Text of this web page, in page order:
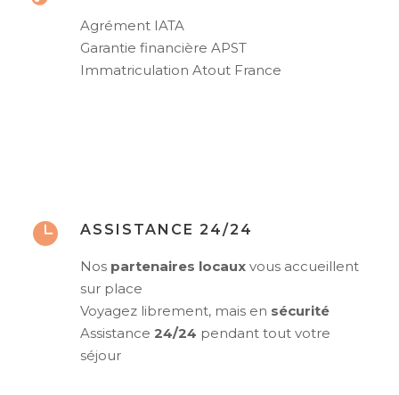
Agrément IATA
Garantie financière APST
Immatriculation Atout France
ASSISTANCE 24/24
Nos partenaires locaux vous accueillent
sur place
Voyagez librement, mais en sécurité
Assistance 24/24 pendant tout votre
séjour